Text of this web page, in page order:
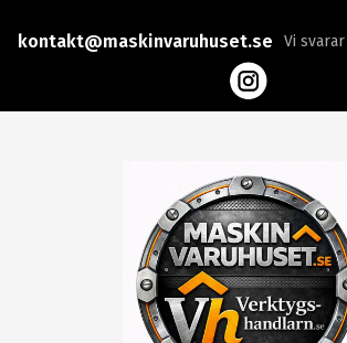
kontakt@maskinvaruhuset.se Vi